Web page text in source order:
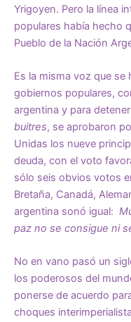
Yrigoyen. Pero la línea
populares había hecho
Pueblo de la Nación
Es la misma voz que
gobiernos populares,
argentina y para
buitres, se aprobaron
Unidas los nueve
deuda, con el voto
sólo seis obvios votos
Bretaña, Canadá,
argentina sonó igual:
paz no se consigue ni
No en vano pasó un
los poderosos del
ponerse de acuerdo
choques